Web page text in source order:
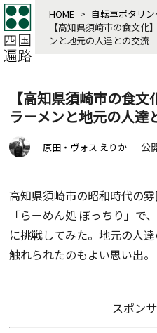
HOME > 自転車ポタリ
【高知県須崎市の食文化
ンと地元の人達との交流
【高知県須崎市の食
ラーメンと地元の人達
原田・ヴォス えりか 公
高知県須崎市の昭和時代の
「らーめん処 ぼっちり」で
に挑戦してみた。地元の人
触れられたのもよい思い出。
スポン